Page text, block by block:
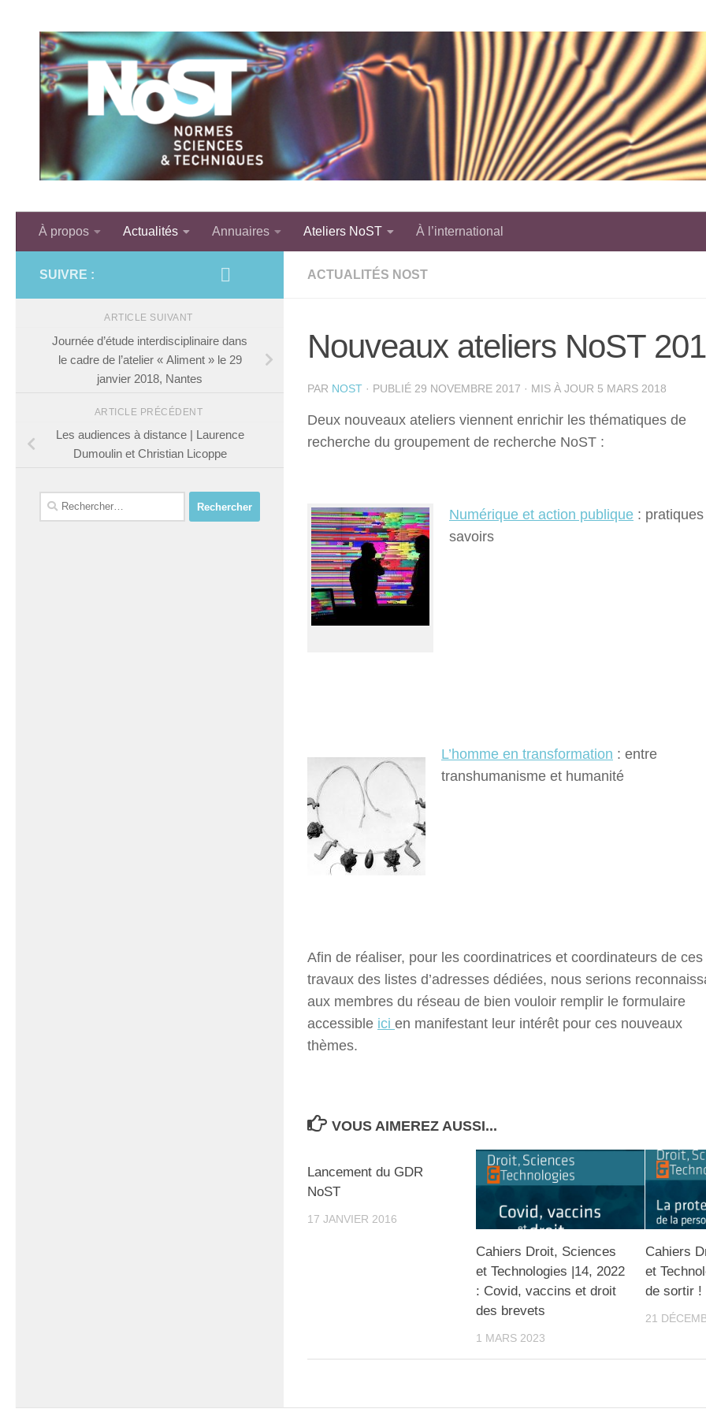
À propos Actualités Annuaires Ateliers NoST À l’international
ACTUALITÉS NOST
Nouveaux ateliers NoST
PAR NOST · PUBLIÉ 29 NOVEMBRE 2017 · MIS À JOUR 5 MARS 2018
Deux nouveaux ateliers viennent enrichir les thématiques de
recherche du groupement de recherche NoST :
Numérique et action publique :
savoirs
L’homme en transformation : entre
transhumanisme et humanité
Afin de réaliser, pour les coordinatrices et coordinateurs de ces
travaux des listes d’adresses dédiées, nous serions
aux membres du réseau de bien vouloir remplir le formulaire
accessible ici en manifestant leur intérêt pour ces nouveaux
thèmes.
VOUS AIMEREZ AUSSI...
Lancement du GDR
NoST
17 JANVIER 2016
Cahiers Droit, Sciences
et Technologies |14, 2022
: Covid, vaccins et droit
des brevets
1 MARS 2023
Cahiers
et
de sortir !
21
SUIVRE :
ARTICLE SUIVANT
Journée d’étude interdisciplinaire dans
le cadre de l’atelier « Aliment » le 29
janvier 2018, Nantes
ARTICLE PRÉCÉDENT
Les audiences à distance | Laurence
Dumoulin et Christian Licoppe
Rechercher :